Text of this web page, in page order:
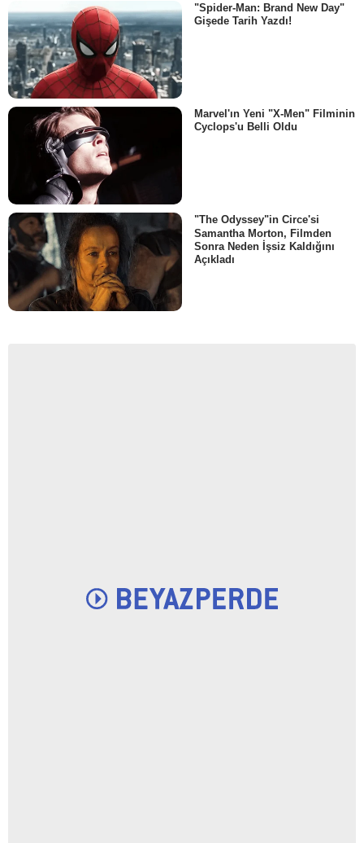
"Spider-Man: Brand New Day"
Gişede Tarih Yazdı!
Marvel'ın Yeni "X-Men" Filminin
Cyclops'u Belli Oldu
"The Odyssey"in Circe'si
Samantha Morton, Filmden
Sonra Neden İşsiz Kaldığını
Açıkladı